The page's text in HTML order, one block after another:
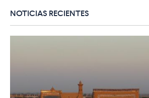
NOTICIAS RECIENTES